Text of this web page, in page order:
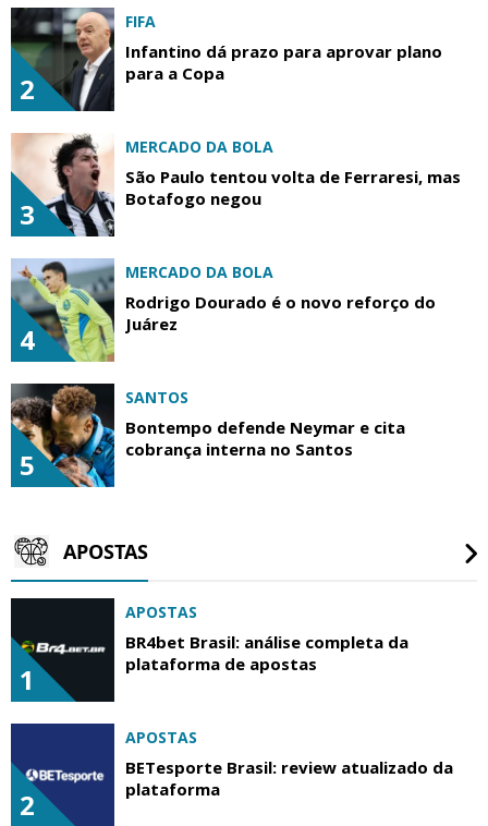
2
FIFA
Infantino dá prazo para aprovar plano
para a Copa
3
MERCADO DA BOLA
São Paulo tentou volta de Ferraresi, mas
Botafogo negou
4
MERCADO DA BOLA
Rodrigo Dourado é o novo reforço do
Juárez
5
SANTOS
Bontempo defende Neymar e cita
cobrança interna no Santos
APOSTAS
1
APOSTAS
BR4bet Brasil: análise completa da
plataforma de apostas
2
APOSTAS
BETesporte Brasil: review atualizado da
plataforma